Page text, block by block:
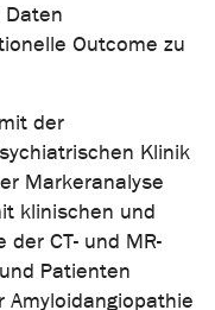
Outcome zu
der
Klinik
Markeranalyse
klinischen und
CT- und MR-
Patienten
Amyloidangiopathie